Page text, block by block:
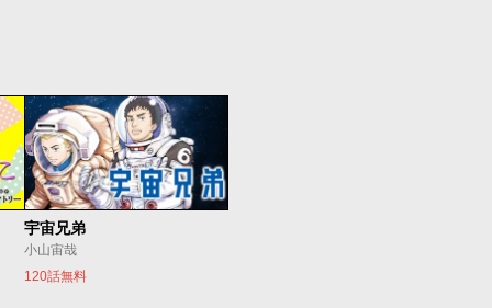
宇宙兄弟
小山宙哉
120話無料